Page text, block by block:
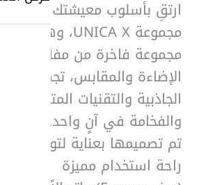
ارتقِ بأسلوب معيشتك مع
مجموعة UNICA X، وهي
مجموعة فاخرة من مفاتيح
الإضاءة والمقابس، تجمع بين
الجاذبية والتقنيات المتقدمة
والفخامة في آنٍ واحد.
تم تصميمها بعناية لتوفر
راحة استخدام مميزة